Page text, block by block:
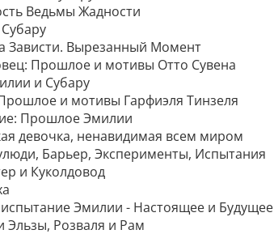
Ведьмы Жадности
Зависти. Вырезанный Момент
Прошлое и мотивы Отто Сувена
и Субару
и мотивы Гарфиэля Тинзеля
Прошлое Эмилии
девочка, ненавидимая всем миром
Барьер, Эксперименты, Испытания
и Куколдовод
испытание Эмилии - Настоящее и Будущее
Эльзы, Розваля и Рам